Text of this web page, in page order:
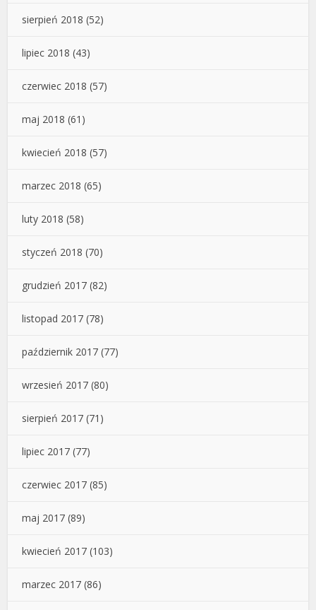
sierpień 2018 (52)
lipiec 2018 (43)
czerwiec 2018 (57)
maj 2018 (61)
kwiecień 2018 (57)
marzec 2018 (65)
luty 2018 (58)
styczeń 2018 (70)
grudzień 2017 (82)
listopad 2017 (78)
październik 2017 (77)
wrzesień 2017 (80)
sierpień 2017 (71)
lipiec 2017 (77)
czerwiec 2017 (85)
maj 2017 (89)
kwiecień 2017 (103)
marzec 2017 (86)